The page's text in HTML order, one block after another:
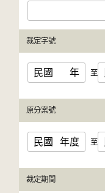
裁定字號
民國 年 至
原分案號
民國 年度 至
裁定期間